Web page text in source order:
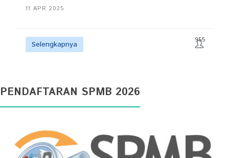
11 APR 2025
Selengkapnya 955
PENDAFTARAN SPMB 2026